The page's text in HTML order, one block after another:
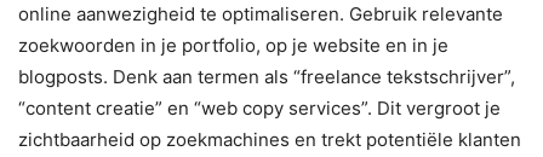
online aanwezigheid te optimaliseren. Gebruik relevante
zoekwoorden in je portfolio, op je website en in je
blogposts. Denk aan termen als “freelance tekstschrijver”,
“content creatie” en “web copy services”. Dit vergroot je
zichtbaarheid op zoekmachines en trekt potentiële klanten